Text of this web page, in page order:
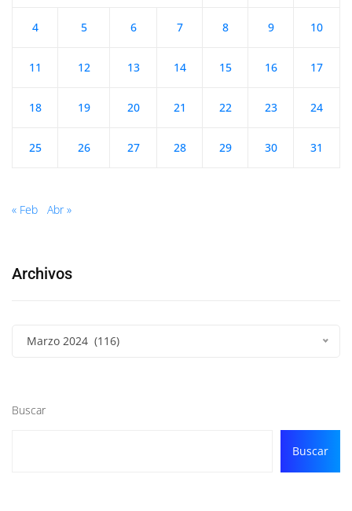
4 5 6 7 8 9 10
11 12 13 14 15 16 17
18 19 20 21 22 23 24
25 26 27 28 29 30 31
« Feb Abr »
Archivos
Marzo 2024 (116)
Buscar
Buscar